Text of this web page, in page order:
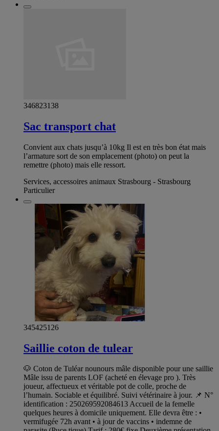
346823138
Sac transport chat
Convient aux chats jusqu’à 10kg Il est en très bon état mais
l’armature sort de son emplacement (photo) on peut la
remettre (photo) mais elle ressort.
Services, accessoires animaux Strasbourg - Strasbourg
Particulier
345425126
Saillie coton de tulear
🐶 Coton de Tuléar nounours mâle disponible pour une saillie
Mâle issu de parents LOF (acheté en élevage pro ). Très
joueur, affectueux et véritable pot de colle, proche de
l’humain. Sociable et équilibré. Suivi vétérinaire à jour. 📌 N°
identification : 250269592084613 Accueil de la femelle
quelques heures à domicile uniquement. Elle devra être : •
vermifugée 72h avant • à jour de vaccins • indemne de